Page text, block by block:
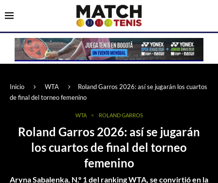
Inicio WTA
Roland Garros 2026: así se jugarán los cuartos
de final del torneo femenino
WTA ROLAND GARROS
Roland Garros 2026: así se jugarán
los cuartos de final del torneo
femenino
Aryna Sabalenka, N.º 1 del ranking WTA, se convirtió en la